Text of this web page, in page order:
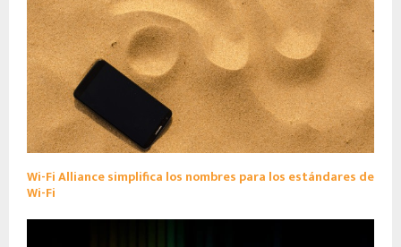
Wi-Fi Alliance simplifica los nombres para los estándares de
Wi-Fi